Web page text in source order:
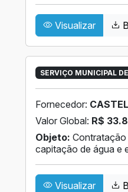
Visualizar
SERVIÇO MUNICIPAL
Fornecedor:
Valor Global: R$
Objeto: Contratação
capitação de água e
Visualizar